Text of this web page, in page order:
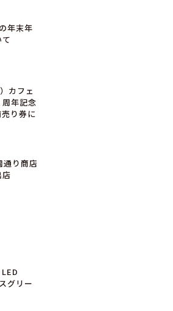
年末年
カフェ
年記念
り券に
り商店
グリー